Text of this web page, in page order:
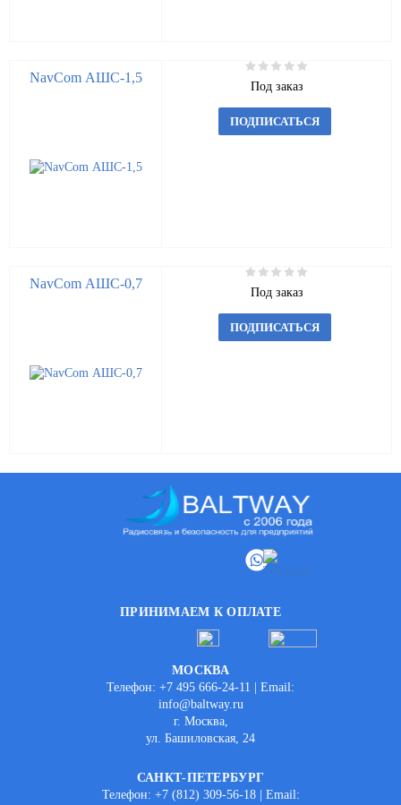
NavCom АШС-1,5
Под заказ
ПОДПИСАТЬСЯ
NavCom АШС-0,7
Под заказ
ПОДПИСАТЬСЯ
ПРИНИМАЕМ К ОПЛАТЕ
МОСКВА
Телефон: +7 495 666-24-11 | Email:
info@baltway.ru
г. Москва,
ул. Башиловская, 24
САНКТ-ПЕТЕРБУРГ
Телефон: +7 (812) 309-56-18 | Email: